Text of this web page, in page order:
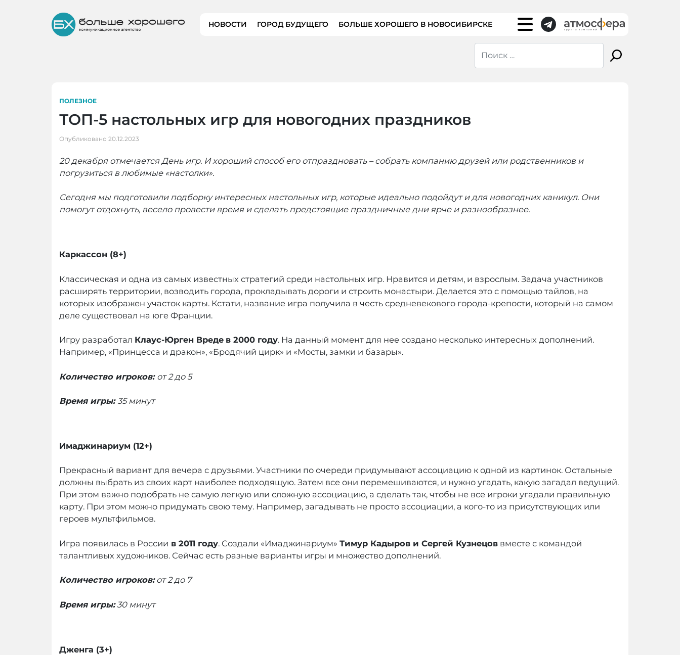
НОВОСТИ ГОРОД БУДУЩЕГО БОЛЬШЕ ХОРОШЕГО В НОВОСИБИРСКЕ
ПОЛЕЗНОЕ
ТОП-5 настольных игр для новогодних праздников
Опубликовано 20.12.2023
20 декабря отмечается День игр. И хороший способ его отпраздновать – собрать компанию друзей или родственников и
погрузиться в любимые «настолки».
Сегодня мы подготовили подборку интересных настольных игр, которые идеально подойдут и для новогодних каникул. Они
помогут отдохнуть, весело провести время и сделать предстоящие праздничные дни ярче и разнообразнее.
Каркассон (8+)
Классическая и одна из самых известных стратегий среди настольных игр. Нравится и детям, и взрослым. Задача участников
расширять территории, возводить города, прокладывать дороги и строить монастыри. Делается это с помощью тайлов, на
которых изображен участок карты. Кстати, название игра получила в честь средневекового города-крепости, который на самом
деле существовал на юге Франции.
Игру разработал Клаус-Юрген Вреде в 2000 году. На данный момент для нее создано несколько интересных дополнений.
Например, «Принцесса и дракон», «Бродячий цирк» и «Мосты, замки и базары».
Количество игроков: от 2 до 5
Время игры:35 минут
Имаджинариум (12+)
Прекрасный вариант для вечера с друзьями. Участники по очереди придумывают ассоциацию к одной из картинок. Остальные
должны выбрать из своих карт наиболее подходящую. Затем все они перемешиваются, и нужно угадать, какую загадал ведущий.
При этом важно подобрать не самую легкую или сложную ассоциацию, а сделать так, чтобы не все игроки угадали правильную
карту. При этом можно придумать свою тему. Например, загадывать не просто ассоциации, а кого-то из присутствующих или
героев мультфильмов.
Игра появилась в России в 2011 году. Создали «Имаджинариум» Тимур Кадыров и Сергей Кузнецов вместе с командой
талантливых художников. Сейчас есть разные варианты игры и множество дополнений.
Количество игроков:от 2 до 7
Время игры:30 минут
Дженга (3+)